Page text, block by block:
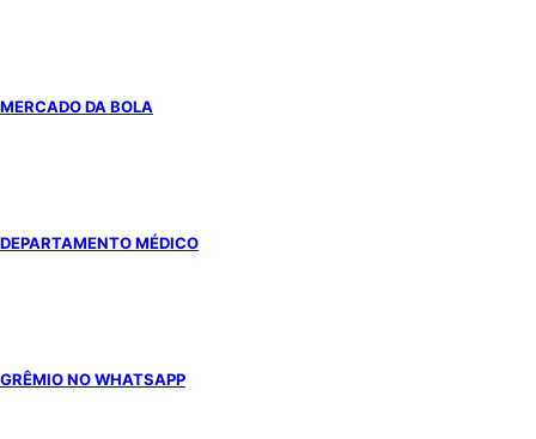
MERCADO DA BOLA
DEPARTAMENTO MÉDICO
GRÊMIO NO WHATSAPP